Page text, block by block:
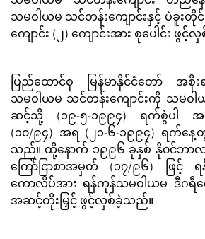
သမဝါယမ သင်တန်းကျောင်းနှင့် ပဲခူး
ကျောင်း (၂) ကျောင်းအား စုပေါင်း ဖွ
ပြည်ထောင်စု မြန်မာနိုင်ငံတော် အ
သမဝါယမ သင်တန်းကျောင်းကို သမ
ဆင့်သို့ (၁၉-၅-၁၉၉၄) ရက်စွဲပါ အမိ
(၁၀/၉၄) အရ (၂၁-၆-၁၉၉၄) ရက်နေ့
သည်။ ထို့နောက် ၁၉၉၆ ခုနှစ် နို၀င်ဘာ
ကြော်ငြာစာအမှတ် (၁၇/၉၆) ဖြင့်
ကောလိပ်အား ရန်ကုန်သမဝါယမ ဒီဂရီ
အဆင့်တိုးမြှင့် ဖွင့်လှစ်ခဲ့သည်။